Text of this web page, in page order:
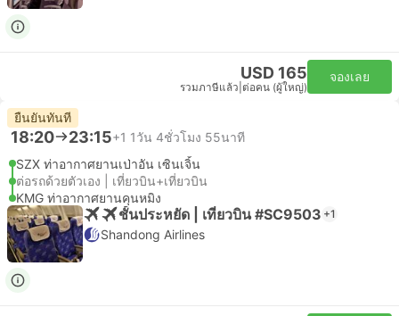
USD 165
รวมภาษีแล้ว ต่อคน (ผู้ใหญ่)
จองเลย
ยืนยันทันที
18:20 23:15+1 1วัน 4ชั่วโมง 55นาที
SZX ท่าอากาศยานเป่าอัน เซินเจิ้น
ต่อรถด้วยตัวเอง | เที่ยวบิน+เที่ยวบิน
KMG ท่าอากาศยานคุนหมิง
ชั้นประหยัด | เที่ยวบิน #SC9503 +1
Shandong Airlines